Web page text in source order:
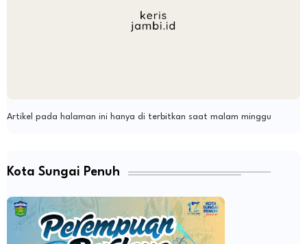
Artikel pada halaman ini hanya di terbitkan saat malam minggu
Kota Sungai Penuh